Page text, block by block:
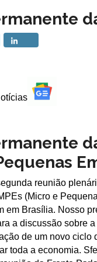
reunião
(Micro e
em Brasília. Nosso
a discussão sobre
de um novo ciclo
toda a economia.